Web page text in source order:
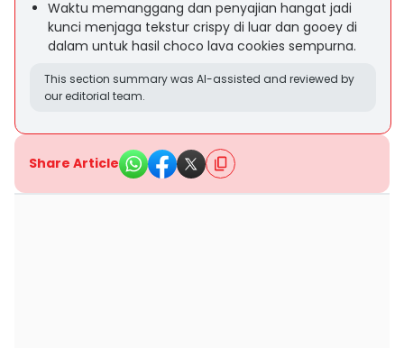
Waktu memanggang dan penyajian hangat jadi
kunci menjaga tekstur crispy di luar dan gooey di
dalam untuk hasil choco lava cookies sempurna.
This section summary was AI-assisted and reviewed by
our editorial team.
Share Article